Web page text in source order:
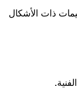
ذات الأشكال